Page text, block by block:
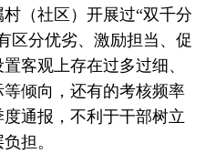
（社区）开展过“双千分
区分优劣、激励担当、促
客观上存在过多过细、
倾向，还有的考核频率
通报，不利于干部树立
担。